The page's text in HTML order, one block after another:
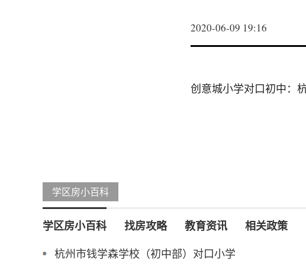
2020-06-09 19:16
创意城小学对口初中：
学区房小百科
学区房小百科 找房攻略 教育资讯 相关政策
杭州市钱学森学校（初中部）对口小学